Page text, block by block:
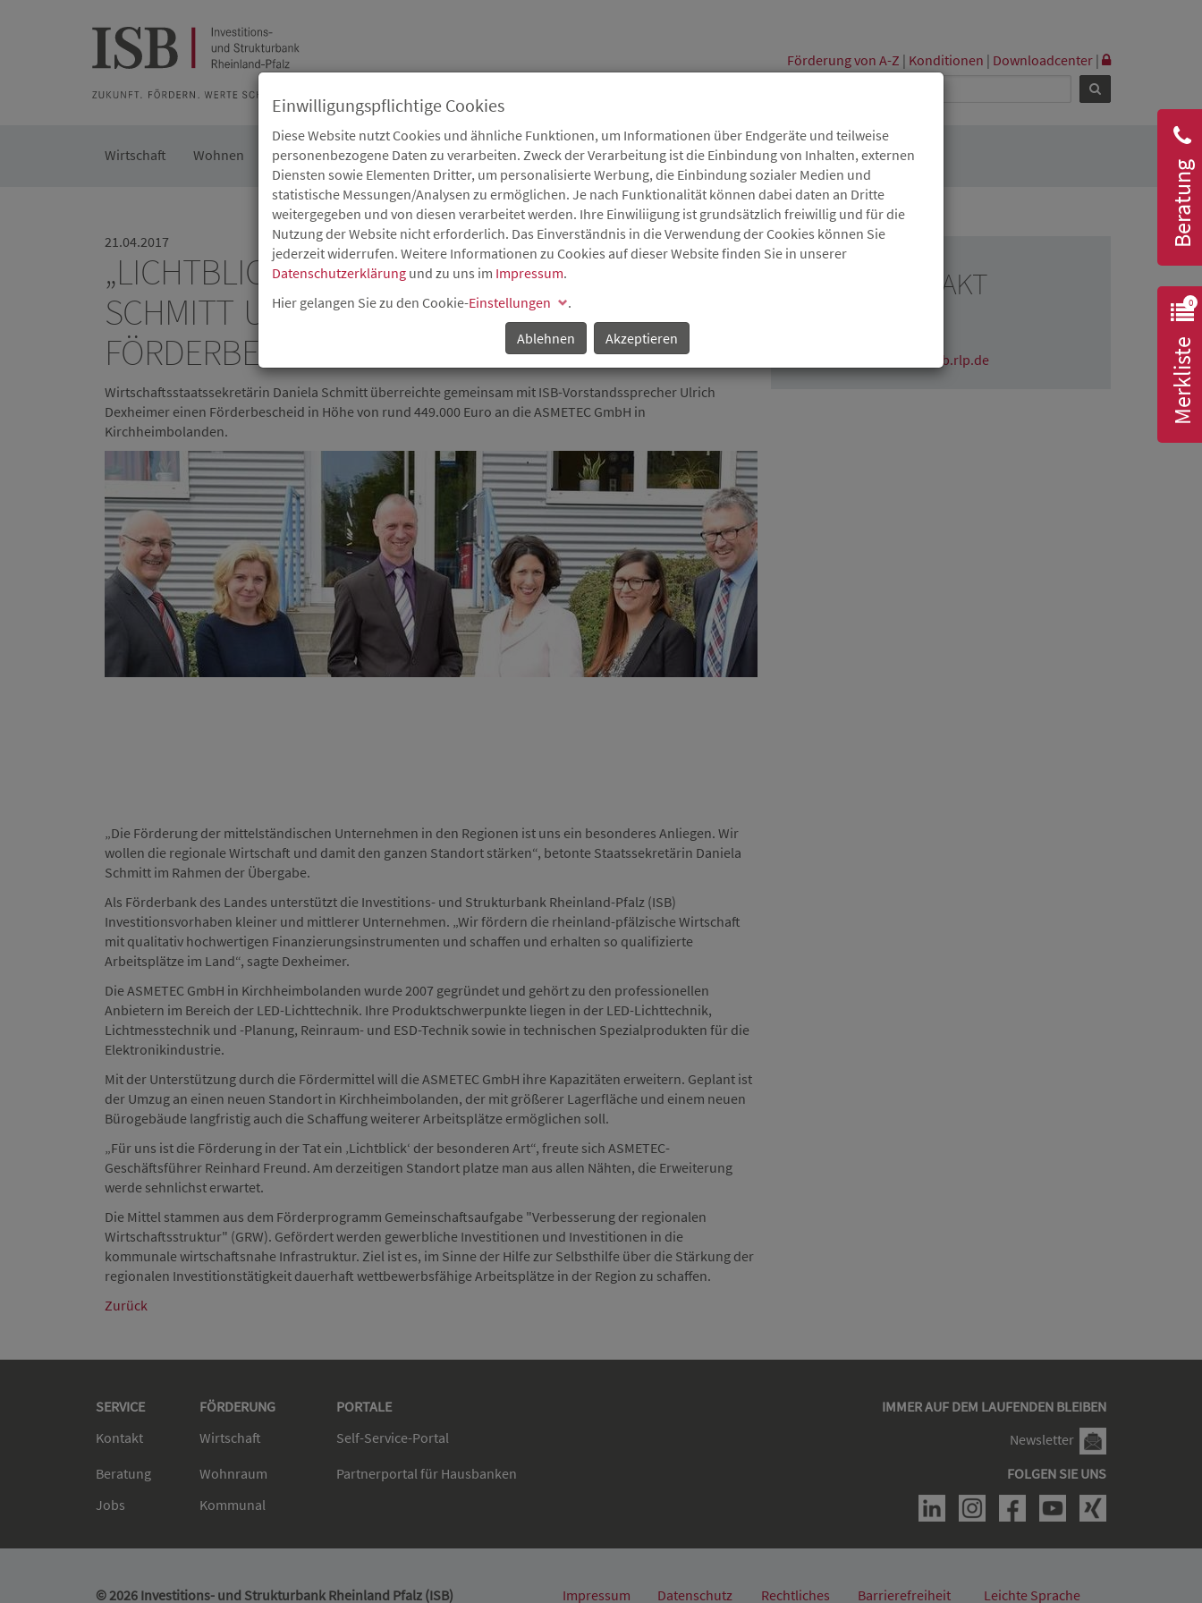
Förderung von A-Z | Konditionen | Downloadcenter |
Wirtschaft Wohnen Kommunal Die ISB Karriere Service Aktuelles
Beratung
0
Merkliste
21.04.2017
„LICHTBLICK“ IN KIRCHHEIMBOLANDEN –
SCHMITT UND DEXHEIMER ÜBERGEBEN
FÖRDERBESCHEID AN DIE ASMETEC GMBH
Wirtschaftsstaatssekretärin Daniela Schmitt überreichte gemeinsam mit ISB-Vorstandssprecher Ulrich
Dexheimer einen Förderbescheid in Höhe von rund 449.000 Euro an die ASMETEC GmbH in
Kirchheimbolanden.
„Die Förderung der mittelständischen Unternehmen in den Regionen ist uns ein besonderes Anliegen. Wir
wollen die regionale Wirtschaft und damit den ganzen Standort stärken“, betonte Staatssekretärin Daniela
Schmitt im Rahmen der Übergabe.
Als Förderbank des Landes unterstützt die Investitions- und Strukturbank Rheinland-Pfalz (ISB)
Investitionsvorhaben kleiner und mittlerer Unternehmen. „Wir fördern die rheinland-pfälzische Wirtschaft
mit qualitativ hochwertigen Finanzierungsinstrumenten und schaffen und erhalten so qualifizierte
Arbeitsplätze im Land“, sagte Dexheimer.
Die ASMETEC GmbH in Kirchheimbolanden wurde 2007 gegründet und gehört zu den professionellen
Anbietern im Bereich der LED-Lichttechnik. Ihre Produktschwerpunkte liegen in der LED-Lichttechnik,
Lichtmesstechnik und -Planung, Reinraum- und ESD-Technik sowie in technischen Spezialprodukten für die
Elektronikindustrie.
Mit der Unterstützung durch die Fördermittel will die ASMETEC GmbH ihre Kapazitäten erweitern. Geplant ist
der Umzug an einen neuen Standort in Kirchheimbolanden, der mit größerer Lagerfläche und einem neuen
Bürogebäude langfristig auch die Schaffung weiterer Arbeitsplätze ermöglichen soll.
„Für uns ist die Förderung in der Tat ein ‚Lichtblick‘ der besonderen Art“, freute sich ASMETEC-
Geschäftsführer Reinhard Freund. Am derzeitigen Standort platze man aus allen Nähten, die Erweiterung
werde sehnlichst erwartet.
Die Mittel stammen aus dem Förderprogramm Gemeinschaftsaufgabe "Verbesserung der regionalen
Wirtschaftsstruktur" (GRW). Gefördert werden gewerbliche Investitionen und Investitionen in die
kommunale wirtschaftsnahe Infrastruktur. Ziel ist es, im Sinne der Hilfe zur Selbsthilfe über die Stärkung der
regionalen Investitionstätigkeit dauerhaft wettbewerbsfähige Arbeitsplätze in der Region zu schaffen.
Zurück
PRESSEKONTAKT
claudia.wichmann@isb.rlp.de
SERVICE FÖRDERUNG PORTALE
IMMER AUF DEM LAUFENDEN BLEIBEN
Kontakt
Wirtschaft Self-Service-Portal
Newsletter
Beratung
Wohnraum Partnerportal für Hausbanken
FOLGEN SIE UNS
Jobs
Kommunal
© 2026 Investitions- und Strukturbank Rheinland Pfalz (ISB) Impressum Datenschutz Rechtliches Barrierefreiheit Leichte Sprache
Einwilligungspflichtige Cookies
Diese Website nutzt Cookies und ähnliche Funktionen, um Informationen über Endgeräte und teilweise
personenbezogene Daten zu verarbeiten. Zweck der Verarbeitung ist die Einbindung von Inhalten, externen
Diensten sowie Elementen Dritter, um personalisierte Werbung, die Einbindung sozialer Medien und
statistische Messungen/Analysen zu ermöglichen. Je nach Funktionalität können dabei daten an Dritte
weitergegeben und von diesen verarbeitet werden. Ihre Einwiliigung ist grundsätzlich freiwillig und für die
Nutzung der Website nicht erforderlich. Das Einverständnis in die Verwendung der Cookies können Sie
jederzeit widerrufen. Weitere Informationen zu Cookies auf dieser Website finden Sie in unserer
Datenschutzerklärung und zu uns im Impressum.
Hier gelangen Sie zu den Cookie-Einstellungen
.
Ablehnen
Akzeptieren